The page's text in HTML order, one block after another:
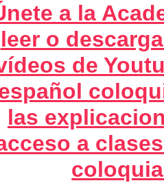
a la
leer o
de
las
a